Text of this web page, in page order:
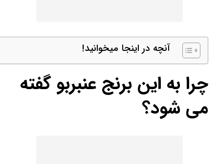
آنچه در اینجا میخوانید!
چرا به این برنج عنبربو گفته
می شود؟